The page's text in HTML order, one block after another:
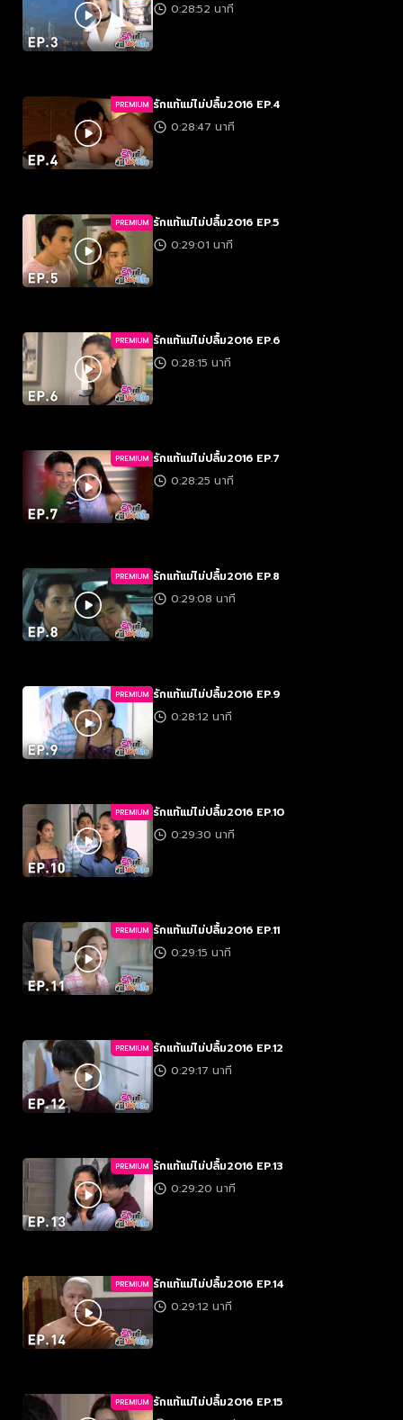
0:28:52 นาที
PREMIUM รักแท้แม่ไม่ปลื้ม2016 EP.4
0:28:47 นาที
PREMIUM รักแท้แม่ไม่ปลื้ม2016 EP.5
0:29:01 นาที
PREMIUM รักแท้แม่ไม่ปลื้ม2016 EP.6
0:28:15 นาที
PREMIUM รักแท้แม่ไม่ปลื้ม2016 EP.7
0:28:25 นาที
PREMIUM รักแท้แม่ไม่ปลื้ม2016 EP.8
0:29:08 นาที
PREMIUM รักแท้แม่ไม่ปลื้ม2016 EP.9
0:28:12 นาที
PREMIUM รักแท้แม่ไม่ปลื้ม2016 EP.10
0:29:30 นาที
PREMIUM รักแท้แม่ไม่ปลื้ม2016 EP.11
0:29:15 นาที
PREMIUM รักแท้แม่ไม่ปลื้ม2016 EP.12
0:29:17 นาที
PREMIUM รักแท้แม่ไม่ปลื้ม2016 EP.13
0:29:20 นาที
PREMIUM รักแท้แม่ไม่ปลื้ม2016 EP.14
0:29:12 นาที
PREMIUM รักแท้แม่ไม่ปลื้ม2016 EP.15